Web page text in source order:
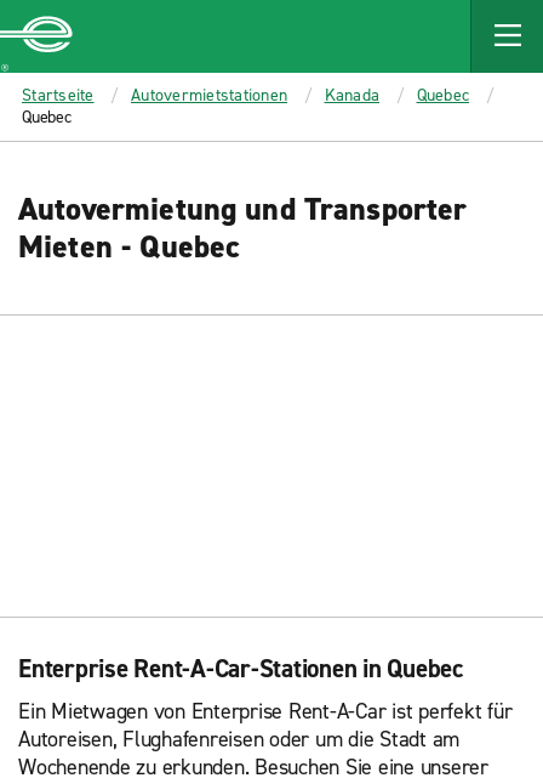
MAIN
CONTENT
Enterprise
Startseite Autovermietstationen Kanada
Quebec
Quebec
Autovermietung und Transporter
Mieten - Quebec
Enterprise Rent-A-Car-Stationen in Quebec
Ein Mietwagen von Enterprise Rent-A-Car ist perfekt für
Autoreisen, Flughafenreisen oder um die Stadt am
Wochenende zu erkunden. Besuchen Sie eine unserer